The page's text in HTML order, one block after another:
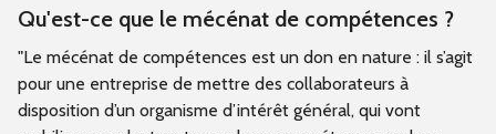
Qu'est-ce que le mécénat de compétences ?
"Le mécénat de compétences est un don en nature : il s’agit
pour une entreprise de mettre des collaborateurs à
disposition d’un organisme d’intérêt général, qui vont